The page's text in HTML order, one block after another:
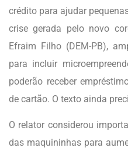
crédito para ajudar
crise gerada pelo novo
Efraim Filho (DEM-PB),
para incluir
poderão receber
de cartão. O texto ainda
O relator considerou
das maquininhas para